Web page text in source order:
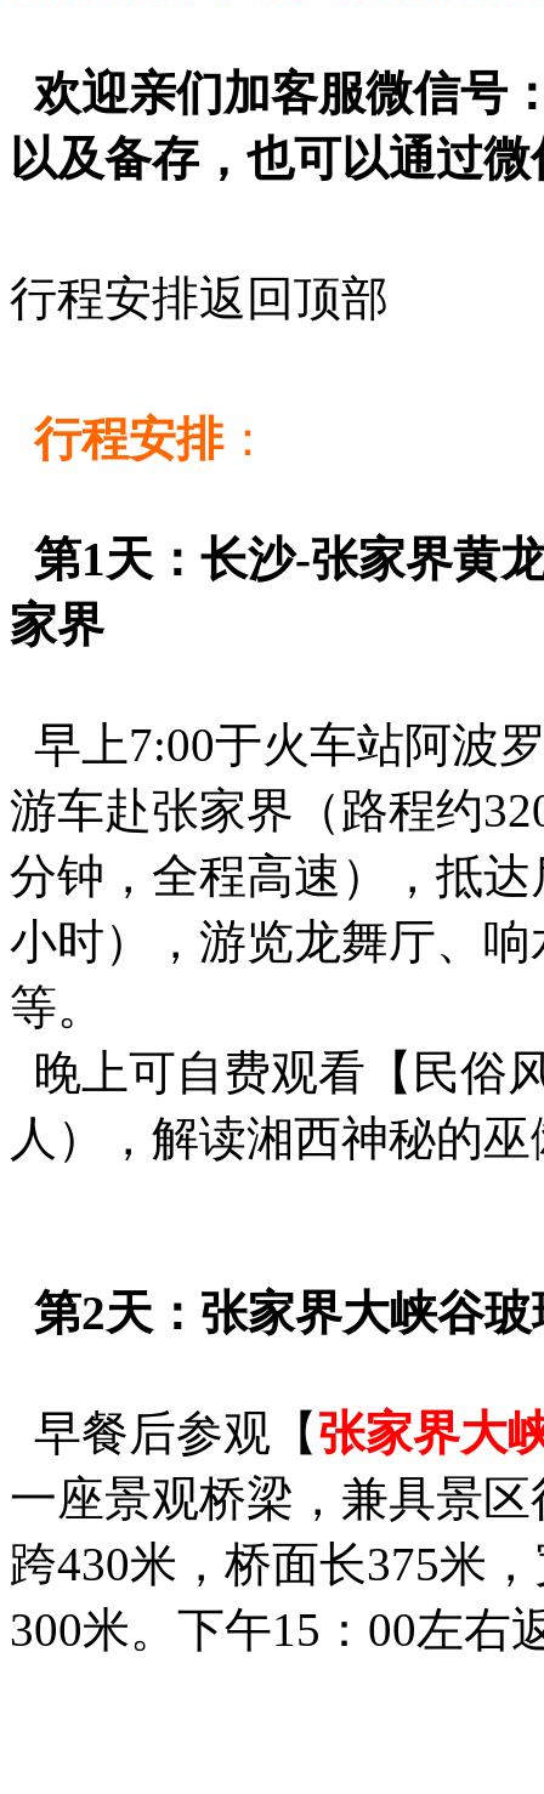
欢迎亲们加客服微信号
以及备存，也可以通过
行程安排返回顶部
行程安排：
第1天：长沙-张家界
家界
早上7:00于火车站阿波
游车赴张家界（路程约
分钟，全程高速），抵
小时），游览龙舞厅、
等。
晚上可自费观看【民俗
人），解读湘西神秘的
第2天：张家界大峡谷
早餐后参观【张家界大
一座景观桥梁，兼具景
跨430米，桥面长375米
300米。下午15：00左右